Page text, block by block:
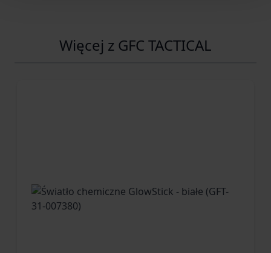
Więcej z GFC TACTICAL